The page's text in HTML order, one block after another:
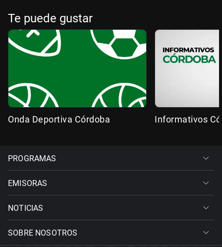
Te puede gustar
Onda Deportiva Córdoba Informativos
PROGRAMAS
EMISORAS
NOTICIAS
SOBRE NOSOTROS